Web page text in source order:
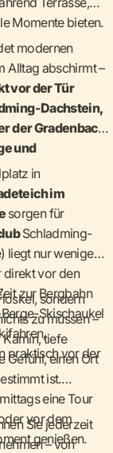
Momente bieten.
modernen
Alltag abschirmt –
vor der Tür
Dachstein,
der Gradenbach
und
in
im
sorgen für
Schladming-
liegt nur wenige
direkt vor den
zur Bergbahn
Skischaukel
praktisch vor der
sondern
zu müssen –
tiefe
Gefühl, einen Ort
ist.
eine Tour
vor dem
genießen.
Sie jederzeit
– von